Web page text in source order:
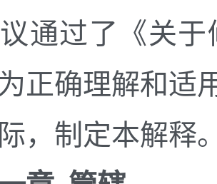
通过了《关
正确理解和适
，制定本解释